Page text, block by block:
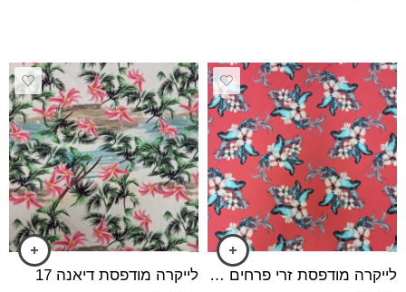
לייקרה מודפס⁩ת זרי פרחים רקע אדום בהיר לייקרה מודפס⁩ת דיאנה 17